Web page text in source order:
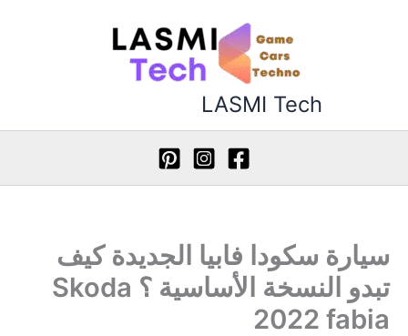
LASMI Tech
سيارة سكودا فابيا الجديدة كيف
تبدو النسخة الأساسية ؟ Skoda
2022 fabia